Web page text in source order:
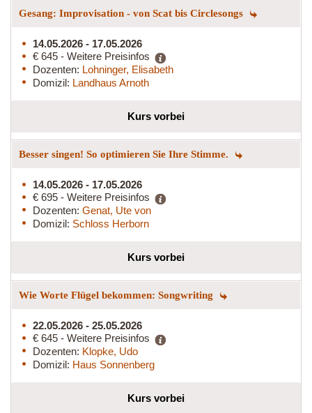
Gesang: Improvisation - von Scat bis Circlesongs
14.05.2026 - 17.05.2026
€ 645 - Weitere Preisinfos
Dozenten: Lohninger, Elisabeth
Domizil: Landhaus Arnoth
Kurs vorbei
Besser singen! So optimieren Sie Ihre Stimme.
14.05.2026 - 17.05.2026
€ 695 - Weitere Preisinfos
Dozenten: Genat, Ute von
Domizil: Schloss Herborn
Kurs vorbei
Wie Worte Flügel bekommen: Songwriting
22.05.2026 - 25.05.2026
€ 645 - Weitere Preisinfos
Dozenten: Klopke, Udo
Domizil: Haus Sonnenberg
Kurs vorbei